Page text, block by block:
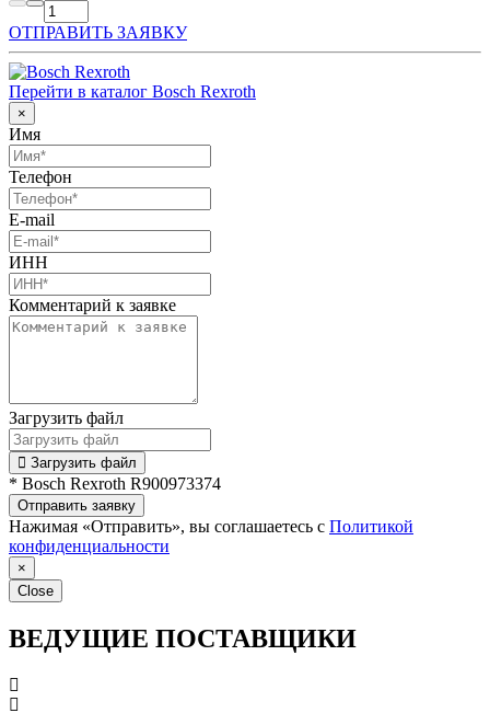
ОТПРАВИТЬ ЗАЯВКУ
Перейти в каталог Bosch Rexroth
×
Имя
Телефон
E-mail
ИНН
Комментарий к заявке
Загрузить файл
Загрузить файл
* Bosch Rexroth R900973374
Отправить заявку
Нажимая «Отправить», вы соглашаетесь с Политикой
конфиденциальности
×
Close
ВЕДУЩИЕ ПОСТАВЩИКИ